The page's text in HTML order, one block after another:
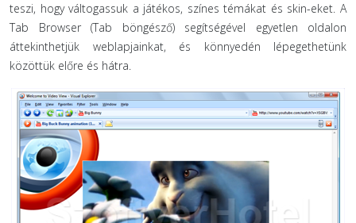
teszi, hogy váltogassuk a játékos, színes témákat és skin-eket. A
Tab Browser (Tab böngésző) segítségével egyetlen oldalon
áttekinthetjük weblapjainkat, és könnyedén lépegethetünk
közöttük előre és hátra.